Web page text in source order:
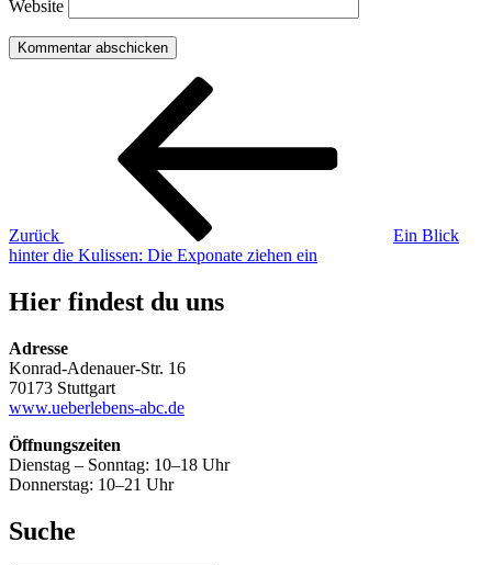
Website
Beitragsnavigation
Zurück
Ein Blick
hinter die Kulissen: Die Exponate ziehen ein
Hier findest du uns
Adresse
Konrad-Adenauer-Str. 16
70173 Stuttgart
www.ueberlebens-abc.de
Öffnungszeiten
Dienstag – Sonntag: 10–18 Uhr
Donnerstag: 10–21 Uhr
Suche